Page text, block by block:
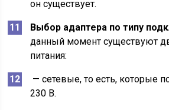
он существует.
Выбор адаптера по типу
данный момент существуют
питания:
— сетевые, то есть, которые
230 В.